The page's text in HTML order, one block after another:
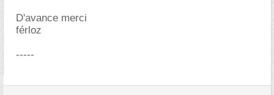
D'avance merci
férloz
-----